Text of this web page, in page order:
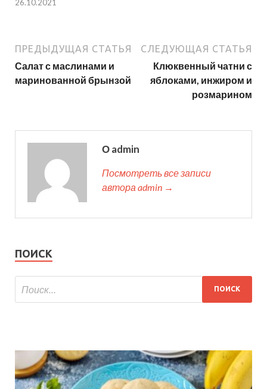
26.10.2021
ПРЕДЫДУЩАЯ СТАТЬЯ
Салат с маслинами и
маринованной брынзой
СЛЕДУЮЩАЯ СТАТЬЯ
Клюквенный чатни с
яблоками, инжиром и
розмарином
О admin
Посмотреть все записи
автора admin →
ПОИСК